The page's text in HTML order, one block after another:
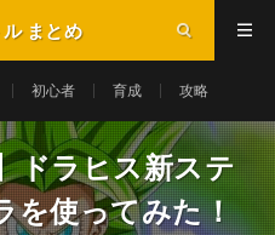
まとめ
初心者 育成 攻略
ドラヒス新ステ
を使ってみた！